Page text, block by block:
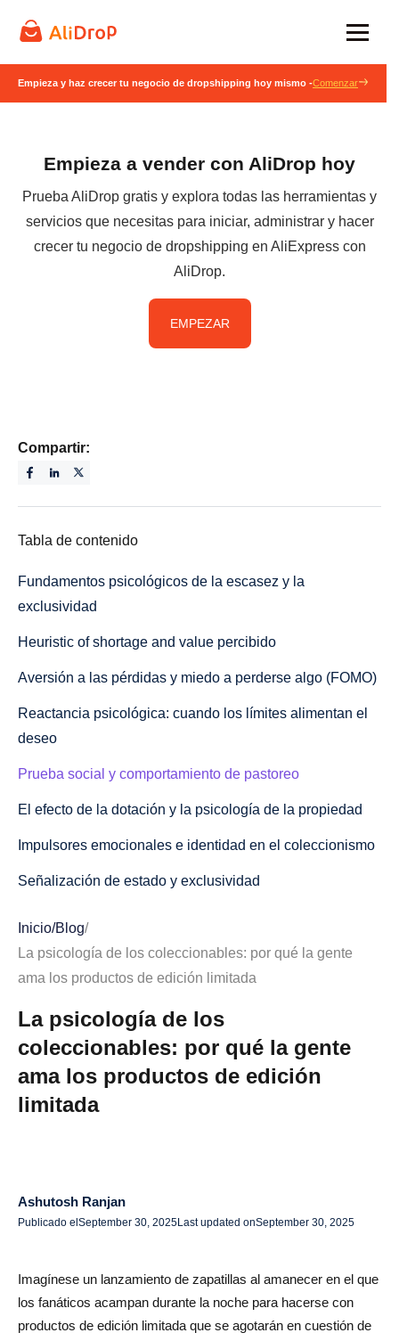
Empieza y haz crecer tu negocio de dropshipping hoy mismo -Comenzar
Empieza a vender con AliDrop hoy
Prueba AliDrop gratis y explora todas las herramientas y
servicios que necesitas para iniciar, administrar y hacer
crecer tu negocio de dropshipping en AliExpress con
AliDrop.
EMPEZAR
Compartir:
Tabla de contenido
Fundamentos psicológicos de la escasez y la
exclusividad
Heuristic of shortage and value percibido
Aversión a las pérdidas y miedo a perderse algo (FOMO)
Reactancia psicológica: cuando los límites alimentan el
deseo
Prueba social y comportamiento de pastoreo
El efecto de la dotación y la psicología de la propiedad
Impulsores emocionales e identidad en el coleccionismo
Señalización de estado y exclusividad
Narración, procedencia y narración personal
Nostalgia, memoria y apego emocional
La emoción de la caza: dopamina, anticipación y ciclos
de recompensa
El comercio electrónico y el marketing desencadenantes
que explotan la escasez
Cantidades limitadas y mensajes de «Solo quedan X»
Avances anticipados, acceso anticipado y lanzamientos
VIP
Señales de prueba social: número vendido, contadores
Inicio/Blog/
La psicología de los coleccionables: por qué la gente
ama los productos de edición limitada
La psicología de los
coleccionables: por qué la gente
ama los productos de edición
limitada
Ashutosh Ranjan
Publicado el September 30, 2025Last updated onSeptember 30, 2025
Imagínese un lanzamiento de zapatillas al amanecer en el que
los fanáticos acampan durante la noche para hacerse con
productos de edición limitada que se agotarán en cuestión de